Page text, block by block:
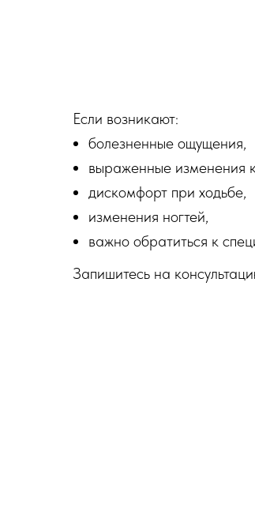
Если возникают:
болезненные ощущения,
выраженные изменения
дискомфорт при ходьбе,
изменения ногтей,
важно обратиться к
Запишитесь на